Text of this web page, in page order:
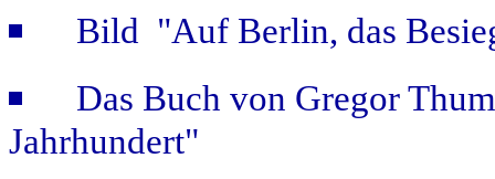
Bild "Auf Berlin, das
Das Buch von Gregor
Jahrhundert"